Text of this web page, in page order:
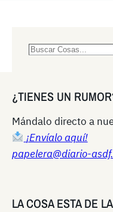
S
r
h
¿TIENES UN
Mándalo directo a
¡Envíalo aquí!
papelera@diario-
LA COSA ESTA DE